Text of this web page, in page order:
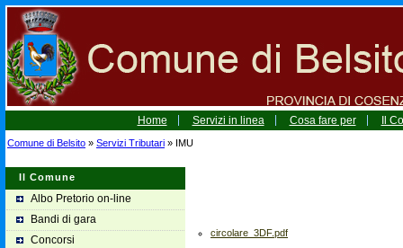
Home Servizi in linea Cosa fare per Il
Comune di Belsito » Servizi Tributari » IMU
Il Comune
Albo Pretorio on-line
Bandi di gara
Concorsi
circolare_3DF.pdf